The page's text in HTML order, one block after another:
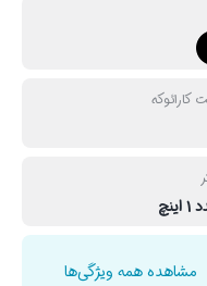
کارائوکه
مشاهده همه ویژگی‌ها